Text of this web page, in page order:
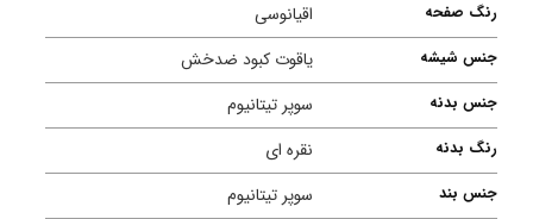
رنگ صفحه اقیانوسی
جنس شیشه یاقوت کبود ضدخش
جنس بدنه سوپر تیتانیوم
رنگ بدنه نقره ای
جنس بند سوپر تیتانیوم